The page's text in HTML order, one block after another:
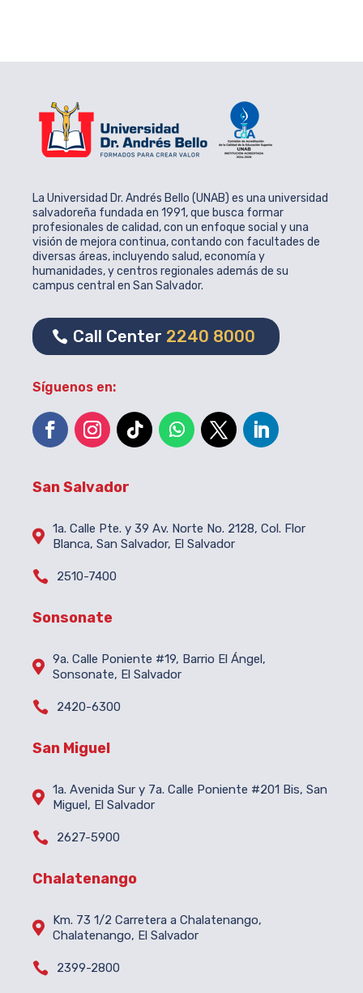
La Universidad Dr. Andrés Bello (UNAB) es una universidad
salvadoreña fundada en 1991, que busca formar
profesionales de calidad, con un enfoque social y una
visión de mejora continua, contando con facultades de
diversas áreas, incluyendo salud, economía y
humanidades, y centros regionales además de su
campus central en San Salvador.
Call Center 2240 8000
Síguenos en:
San Salvador
 1a. Calle Pte. y 39 Av. Norte No. 2128, Col. Flor
Blanca, San Salvador, El Salvador
 2510-7400
Sonsonate
 9a. Calle Poniente #19, Barrio El Ángel,
Sonsonate, El Salvador
 2420-6300
San Miguel
 1a. Avenida Sur y 7a. Calle Poniente #201 Bis, San
Miguel, El Salvador
 2627-5900
Chalatenango

Km. 73 1/2 Carretera a Chalatenango,
Chalatenango, El Salvador
 2399-2800